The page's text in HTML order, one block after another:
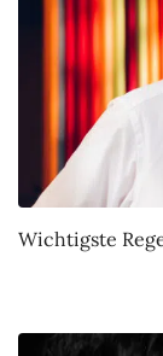
Wichtigste